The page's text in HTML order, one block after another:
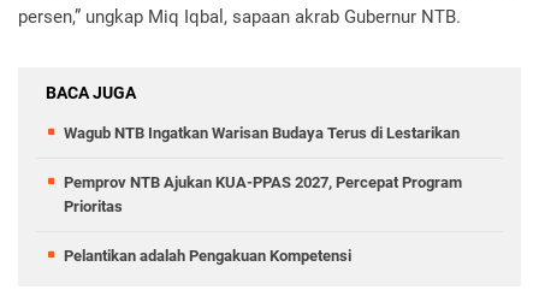
persen,” ungkap Miq Iqbal, sapaan akrab Gubernur NTB.
BACA JUGA
Wagub NTB Ingatkan Warisan Budaya Terus di Lestarikan
Pemprov NTB Ajukan KUA-PPAS 2027, Percepat Program
Prioritas
Pelantikan adalah Pengakuan Kompetensi